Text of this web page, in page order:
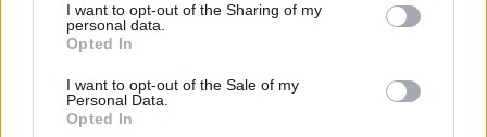
I want to opt-out of the Sharing of my
personal data.
Opted In
I want to opt-out of the Sale of my
Personal Data.
Opted In
106. Λάρισα, Δημοτικό Ωδείο Λάρισας/Αίθριο,
8:00-16:00
107. Λάρισα, Τύρναβος/Είσοδος Δημαρχείου,
08:00-12:00